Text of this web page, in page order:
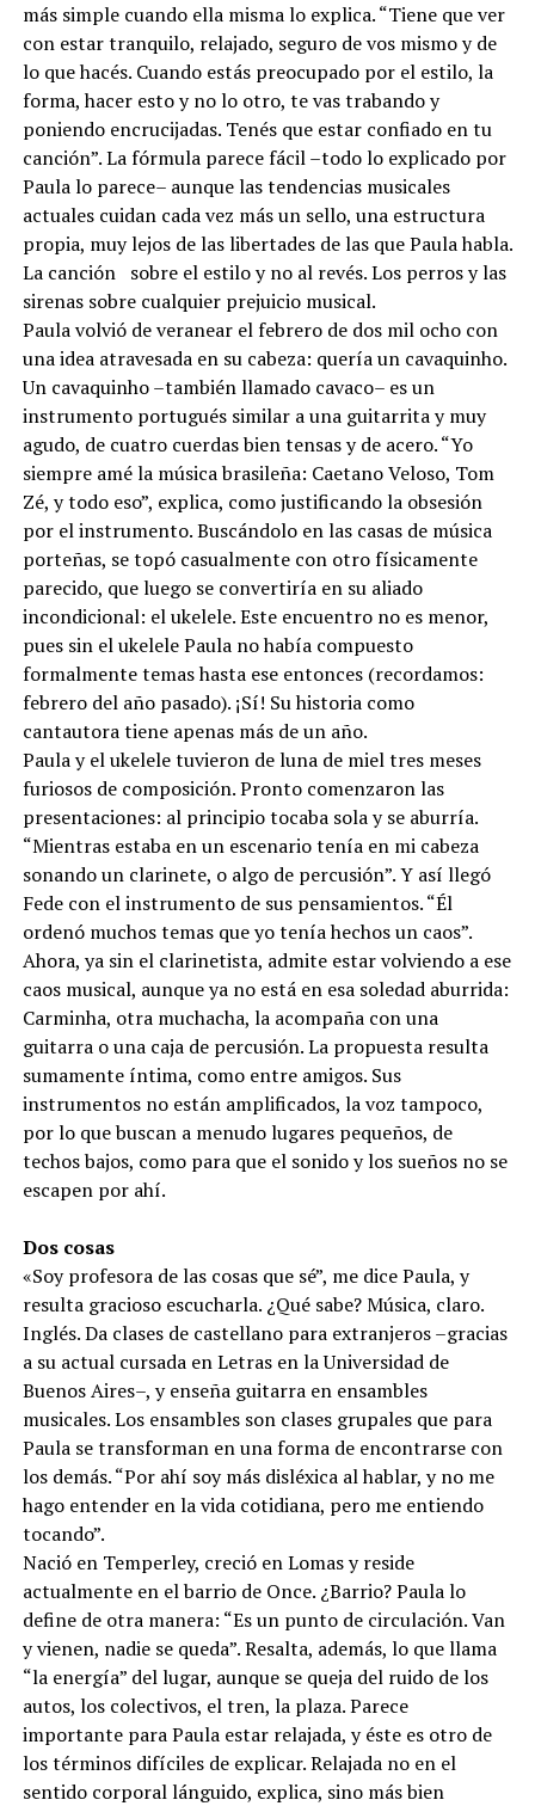
más simple cuando ella misma lo explica. “Tiene que ver
con estar tranquilo, relajado, seguro de vos mismo y de
lo que hacés. Cuando estás preocupado por el estilo, la
forma, hacer esto y no lo otro, te vas trabando y
poniendo encrucijadas. Tenés que estar confiado en tu
canción”. La fórmula parece fácil –todo lo explicado por
Paula lo parece– aunque las tendencias musicales
actuales cuidan cada vez más un sello, una estructura
propia, muy lejos de las libertades de las que Paula habla.
La canción sobre el estilo y no al revés. Los perros y las
sirenas sobre cualquier prejuicio musical.
Paula volvió de veranear el febrero de dos mil ocho con
una idea atravesada en su cabeza: quería un cavaquinho.
Un cavaquinho –también llamado cavaco– es un
instrumento portugués similar a una guitarrita y muy
agudo, de cuatro cuerdas bien tensas y de acero. “Yo
siempre amé la música brasileña: Caetano Veloso, Tom
Zé, y todo eso”, explica, como justificando la obsesión
por el instrumento. Buscándolo en las casas de música
porteñas, se topó casualmente con otro físicamente
parecido, que luego se convertiría en su aliado
incondicional: el ukelele. Este encuentro no es menor,
pues sin el ukelele Paula no había compuesto
formalmente temas hasta ese entonces (recordamos:
febrero del año pasado). ¡Sí! Su historia como
cantautora tiene apenas más de un año.
Paula y el ukelele tuvieron de luna de miel tres meses
furiosos de composición. Pronto comenzaron las
presentaciones: al principio tocaba sola y se aburría.
“Mientras estaba en un escenario tenía en mi cabeza
sonando un clarinete, o algo de percusión”. Y así llegó
Fede con el instrumento de sus pensamientos. “Él
ordenó muchos temas que yo tenía hechos un caos”.
Ahora, ya sin el clarinetista, admite estar volviendo a ese
caos musical, aunque ya no está en esa soledad aburrida:
Carminha, otra muchacha, la acompaña con una
guitarra o una caja de percusión. La propuesta resulta
sumamente íntima, como entre amigos. Sus
instrumentos no están amplificados, la voz tampoco,
por lo que buscan a menudo lugares pequeños, de
techos bajos, como para que el sonido y los sueños no se
escapen por ahí.
Dos cosas
«Soy profesora de las cosas que sé”, me dice Paula, y
resulta gracioso escucharla. ¿Qué sabe? Música, claro.
Inglés. Da clases de castellano para extranjeros –gracias
a su actual cursada en Letras en la Universidad de
Buenos Aires–, y enseña guitarra en ensambles
musicales. Los ensambles son clases grupales que para
Paula se transforman en una forma de encontrarse con
los demás. “Por ahí soy más disléxica al hablar, y no me
hago entender en la vida cotidiana, pero me entiendo
tocando”.
Nació en Temperley, creció en Lomas y reside
actualmente en el barrio de Once. ¿Barrio? Paula lo
define de otra manera: “Es un punto de circulación. Van
y vienen, nadie se queda”. Resalta, además, lo que llama
“la energía” del lugar, aunque se queja del ruido de los
autos, los colectivos, el tren, la plaza. Parece
importante para Paula estar relajada, y éste es otro de
los términos difíciles de explicar. Relajada no en el
sentido corporal lánguido, explica, sino más bien